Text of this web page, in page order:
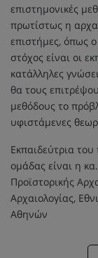
επιστημονικές
πρωτίστως η
επιστήμες, όπως
στόχος είναι οι
κατάλληλες
θα τους
μεθόδους το
υφιστάμενες
Εκπαιδεύτρια
ομάδας είναι η
Προϊστορικής
Αρχαιολογίας,
Αθηνών